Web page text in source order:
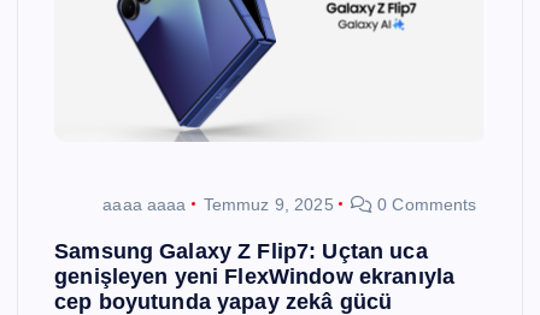
aaaa aaaa Temmuz 9, 2025 0 Comments
Samsung Galaxy Z Flip7: Uçtan uca
genişleyen yeni FlexWindow ekranıyla
cep boyutunda yapay zekâ gücü